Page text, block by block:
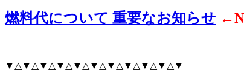
燃料代について 重要なお知らせ
▼△▼△▼△▼△▼△▼△▼△▼△▼△▼△▼